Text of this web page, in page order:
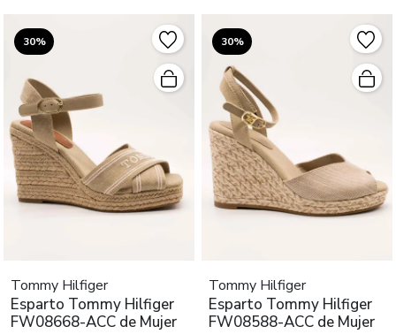
30%
Tommy Hilfiger
Esparto Tommy Hilfiger
FW08668-ACC de Mujer
30%
Tommy Hilfiger
Esparto Tommy Hilfiger
FW08588-ACC de Mujer